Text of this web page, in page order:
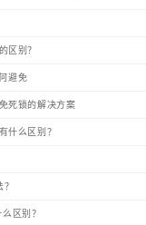
区别？
避免
死锁的解决方案
什么区别？
区别？